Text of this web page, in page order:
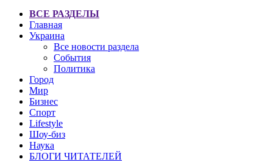
ВСЕ РАЗДЕЛЫ
Главная
Украина
Все новости раздела
События
Политика
Город
Мир
Бизнес
Спорт
Lifestyle
Шоу-биз
Наука
БЛОГИ ЧИТАТЕЛЕЙ